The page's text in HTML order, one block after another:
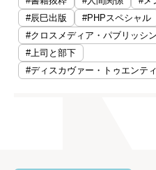
#辰巳出版
#PHPスペシャル
#クロスメディア・パブリッシ
#上司と部下
#ディスカヴァー・トゥエンテ